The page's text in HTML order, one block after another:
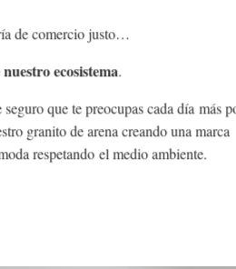
joyería de comercio justo…
ecosistema.
seguro que te preocupas cada día más
granito de arena creando una marca
respetando el medio ambiente.